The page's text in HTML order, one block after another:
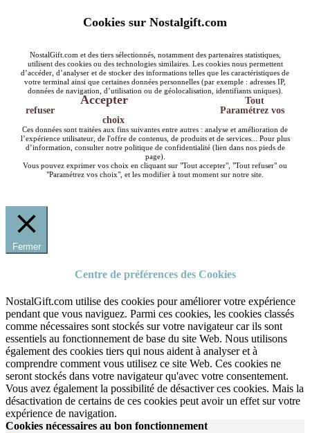
Cookies sur Nostalgift.com
NostalGift.com et des tiers sélectionnés, notamment des partenaires statistiques,
utilisent des cookies ou des technologies similaires. Les cookies nous permettent
d’accéder, d’analyser et de stocker des informations telles que les caractéristiques de
votre terminal ainsi que certaines données personnelles (par exemple : adresses IP,
données de navigation, d’utilisation ou de géolocalisation, identifiants uniques).
Accepter
Tout
refuser
Paramétrez vos
choix
Ces données sont traitées aux fins suivantes entre autres : analyse et amélioration de
l’expérience utilisateur, de l'offre de contenus, de produits et de services... Pour plus
d’information, consulter notre politique de confidentialité (lien dans nos pieds de
page).
Vous pouvez exprimer vos choix en cliquant sur "Tout accepter", "Tout refuser" ou
"Paramétrez vos choix", et les modifier à tout moment sur notre site.
Fermer
Centre de préférences des Cookies
NostalGift.com utilise des cookies pour améliorer votre expérience
pendant que vous naviguez. Parmi ces cookies, les cookies classés
comme nécessaires sont stockés sur votre navigateur car ils sont
essentiels au fonctionnement de base du site Web. Nous utilisons
également des cookies tiers qui nous aident à analyser et à
comprendre comment vous utilisez ce site Web. Ces cookies ne
seront stockés dans votre navigateur qu'avec votre consentement.
Vous avez également la possibilité de désactiver ces cookies. Mais la
désactivation de certains de ces cookies peut avoir un effet sur votre
expérience de navigation.
Cookies nécessaires au bon fonctionnement